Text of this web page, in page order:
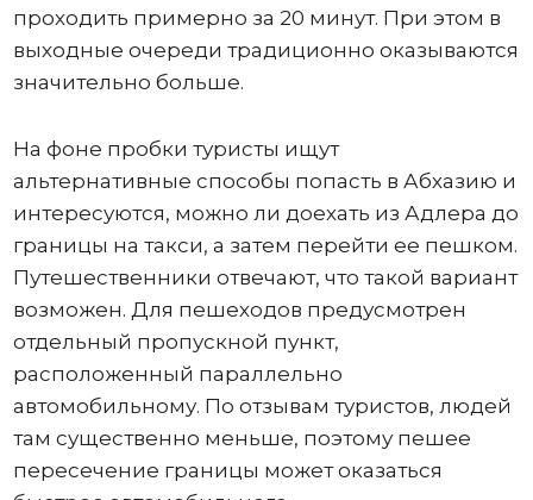
проходить примерно за 20 минут. При этом в
выходные очереди традиционно оказываются
значительно больше.
На фоне пробки туристы ищут
альтернативные способы попасть в Абхазию и
интересуются, можно ли доехать из Адлера до
границы на такси, а затем перейти ее пешком.
Путешественники отвечают, что такой вариант
возможен. Для пешеходов предусмотрен
отдельный пропускной пункт,
расположенный параллельно
автомобильному. По отзывам туристов, людей
там существенно меньше, поэтому пешее
пересечение границы может оказаться